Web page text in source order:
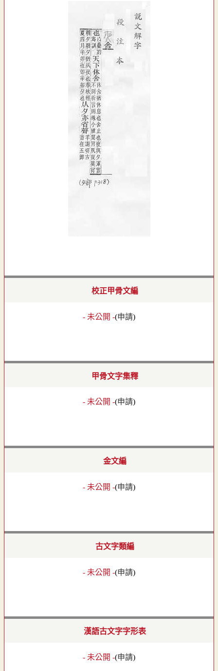
校正甲骨文編
- 未公開 -(申請)
甲骨文字集釋
- 未公開 -(申請)
金文編
- 未公開 -(申請)
古文字類編
- 未公開 -(申請)
漢語古文字字形表
- 未公開 -(申請)